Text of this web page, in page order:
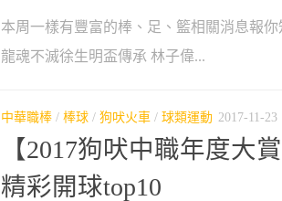
本周一樣有豐富的棒、足、籃相關消息報你
龍魂不滅徐生明盃傳承 林子偉...
中華職棒 / 棒球 / 狗吠火車 / 球類運動 2017-11-23
【2017狗吠中職年度大賞
精彩開球top10